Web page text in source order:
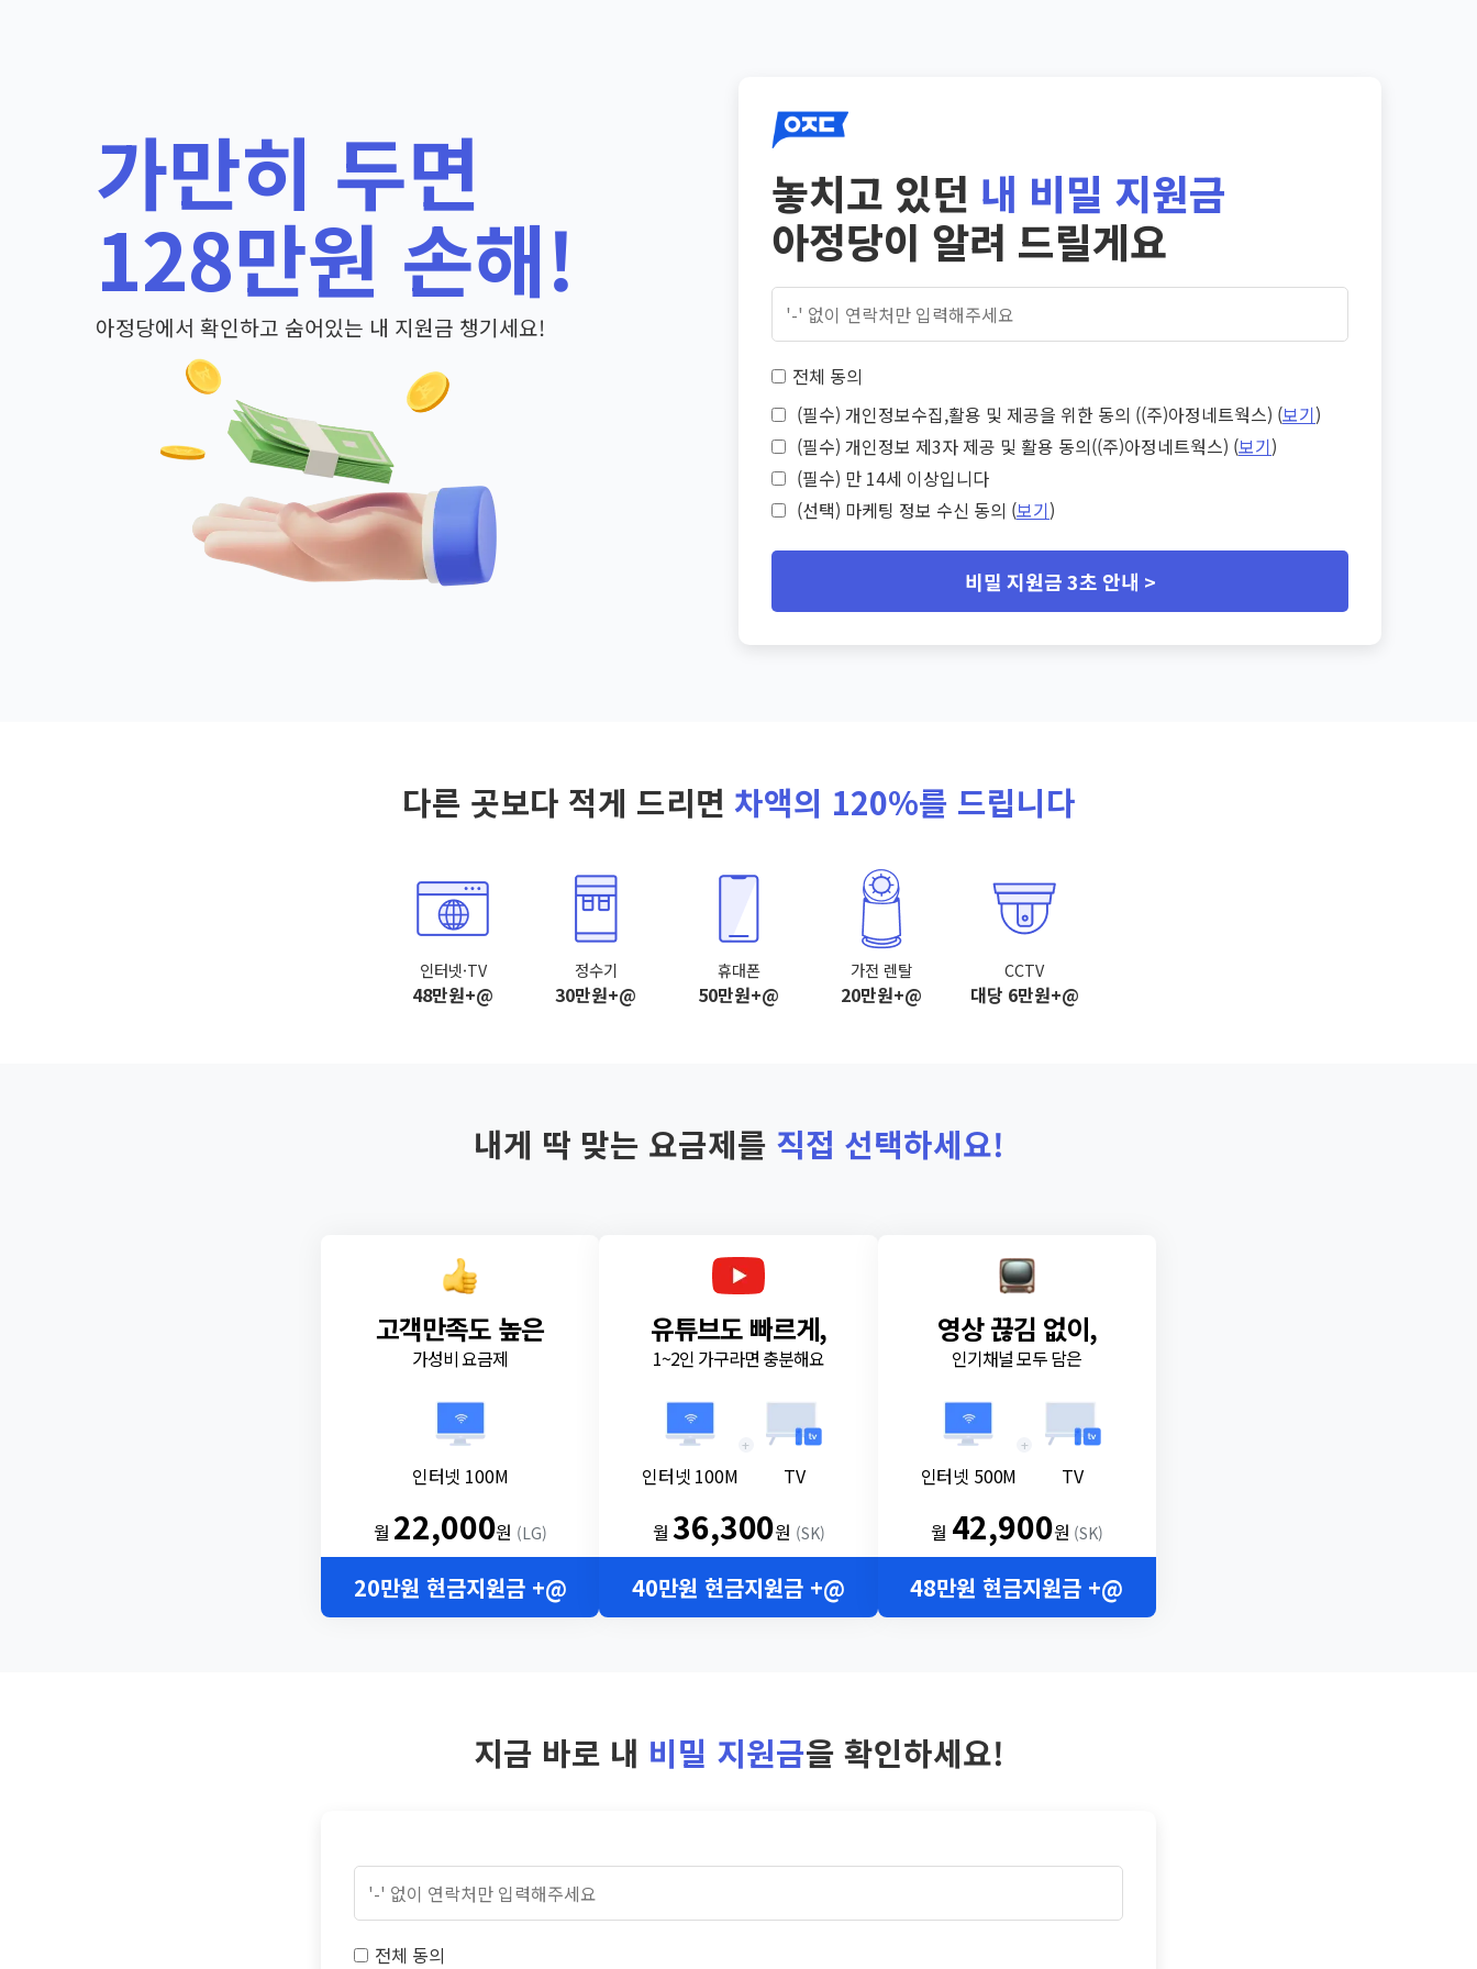
가만히 두면
128만원 손해!
아정당에서 확인하고 숨어있는 내 지원금 챙기세요!
놓치고 있던 내 비밀 지원금
아정당이 알려 드릴게요
전체 동의
(필수) 개인정보수집,활용 및 제공을 위한 동의 ((주)아정네트웍스) (보기)
(필수) 개인정보 제3자 제공 및 활용 동의((주)아정네트웍스) (보기)
(필수) 만 14세 이상입니다
(선택) 마케팅 정보 수신 동의 (보기)
비밀 지원금 3초 안내 >
다른 곳보다 적게 드리면 차액의 120%를 드립니다
인터넷·TV
48만원+@
정수기
30만원+@
휴대폰
50만원+@
가전 렌탈
20만원+@
CCTV
대당 6만원+@
내게 딱 맞는 요금제를 직접 선택하세요!
고객만족도 높은
가성비 요금제
인터넷 100M
월 22,000원 (LG)
20만원 현금지원금 +@
유튜브도 빠르게,
1~2인 가구라면 충분해요
인터넷 100M
+
TV
월36,300원 (SK)
40만원 현금지원금 +@
영상 끊김 없이,
인기채널 모두 담은
인터넷 500M
+
TV
월 42,900원 (SK)
48만원 현금지원금 +@
지금 바로 내 비밀 지원금을 확인하세요!
전체 동의